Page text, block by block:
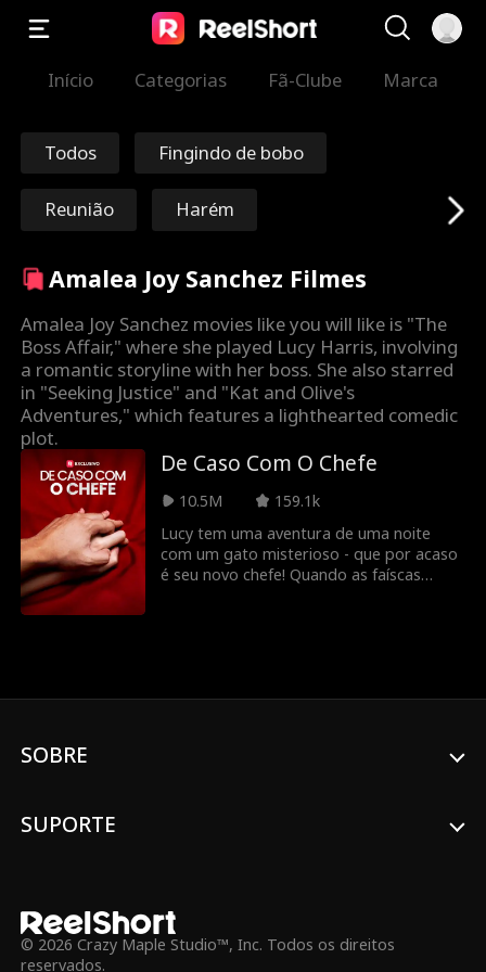
Início Categorias Fã-Clube Marca
Todos Fingindo de bobo
Reunião Harém
Viagem no tempo Redenção
Imortal
Marechal/Genera
l
Nick Ritacco Máfia
Inimigos dos ama
ntes
Roman Chsherba
kov
Grace Swanson
Autumn Noel CEO robusto
Triângulo amoro
s
Renascimento
fford
Ethan Kirschbau Jey Reynolds
Amalea Joy Sanchez Filmes
Amalea Joy Sanchez movies like you will like is "The
Boss Affair," where she played Lucy Harris, involving
a romantic storyline with her boss. She also starred
in "Seeking Justice" and "Kat and Olive's
Adventures," which features a lighthearted comedic
plot.
De Caso Com O Chefe
10.5M
159.1k
Lucy tem uma aventura de uma noite
com um gato misterioso - que por acaso
é seu novo chefe! Quando as faíscas
SOBRE
SUPORTE
© 2026 Crazy Maple Studio™, Inc. Todos os direitos
reservados.